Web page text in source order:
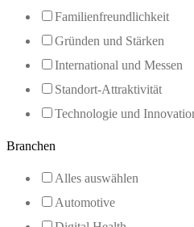
Familienfreundlichkeit
Gründen und Stärken
International und Messen
Standort-Attraktivität
Technologie und
Branchen
Alles auswählen
Automotive